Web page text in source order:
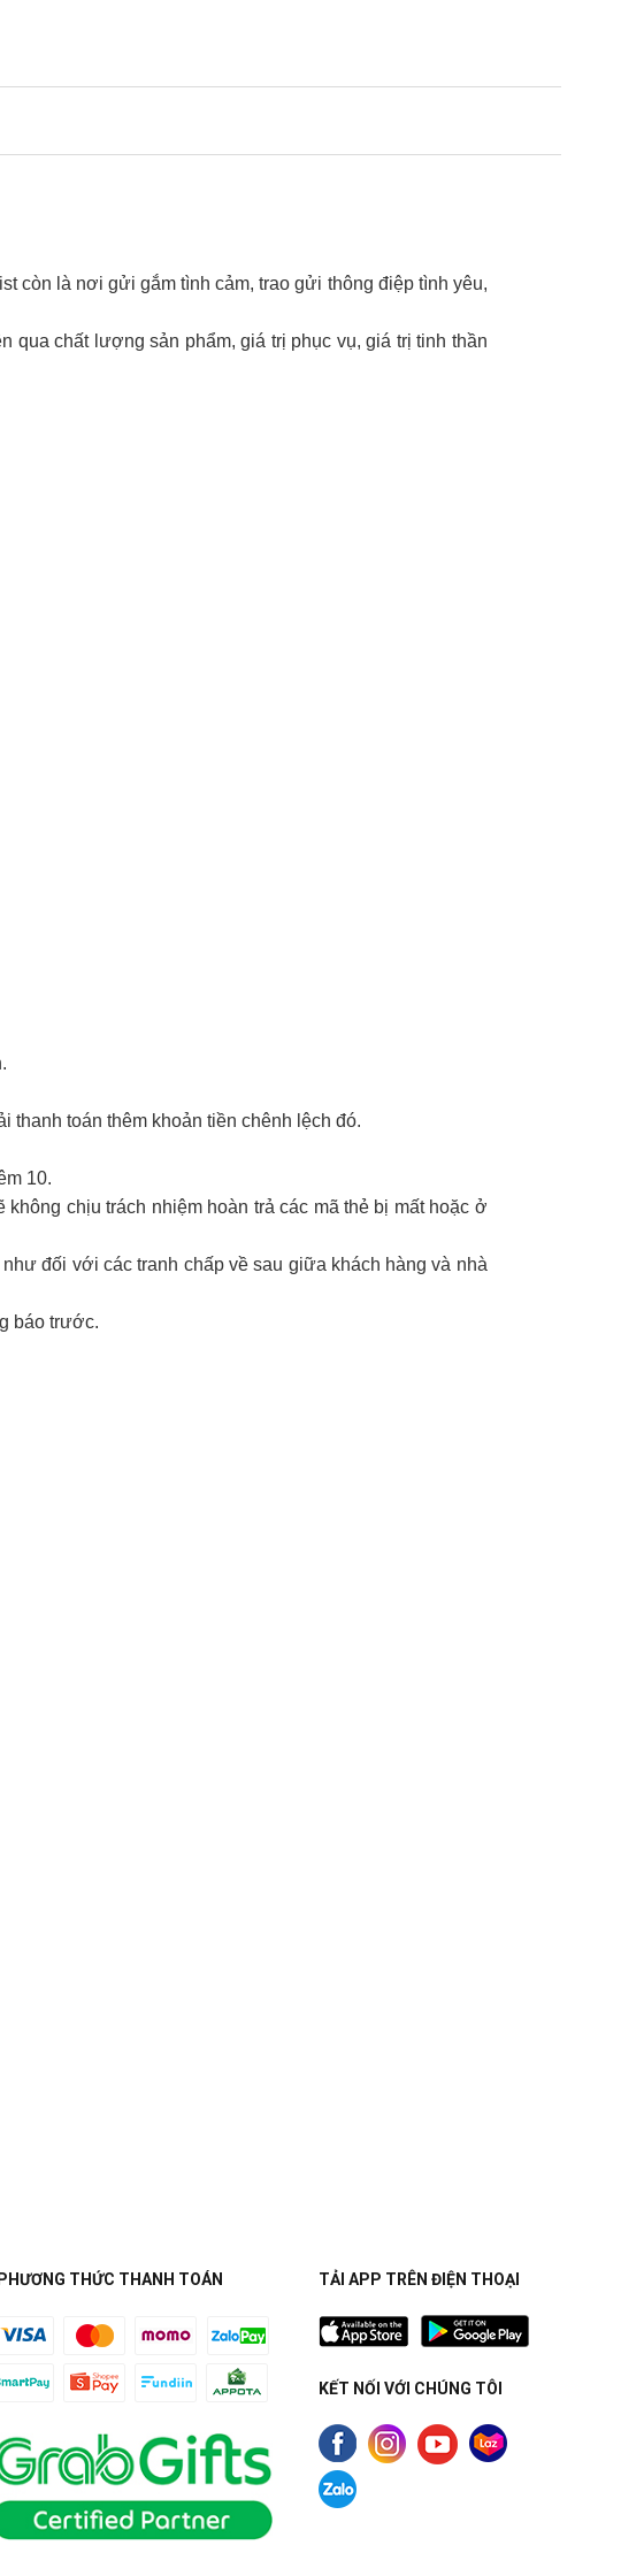
còn là nơi gửi gắm tình cảm, trao gửi thông điệp tình yêu,
qua chất lượng sản phẩm, giá trị phục vụ, giá trị tinh thần
thanh toán thêm khoản tiền chênh lệch đó.
10.
chịu trách nhiệm hoàn trả các mã thẻ bị mất hoặc ở
đối với các tranh chấp về sau giữa khách hàng và nhà
báo trước.
PHƯƠNG THỨC THANH TOÁN TẢI APP TRÊN ĐIỆN THOẠI
KẾT NỐI VỚI CHÚNG TÔI